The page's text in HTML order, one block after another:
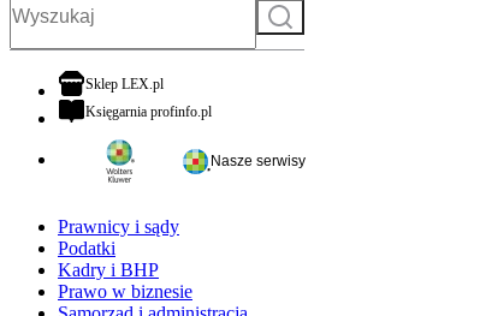
Szukaj
Sklep LEX.plotwiera się w nowej karcie
Księgarnia profinfo.plotwiera się w nowej karcie
Nasze serwisy
Prawnicy i sądy
Podatki
Kadry i BHP
Prawo w biznesie